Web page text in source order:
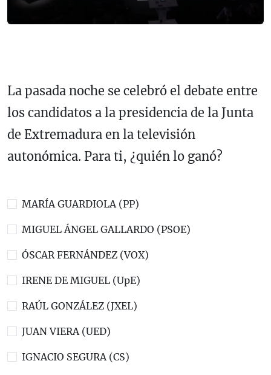
La pasada noche se celebró el debate entre
los candidatos a la presidencia de la Junta
de Extremadura en la televisión
autonómica. Para ti, ¿quién lo ganó?
MARÍA GUARDIOLA (PP)
MIGUEL ÁNGEL GALLARDO (PSOE)
ÓSCAR FERNÁNDEZ (VOX)
IRENE DE MIGUEL (UpE)
RAÚL GONZÁLEZ (JXEL)
JUAN VIERA (UED)
IGNACIO SEGURA (CS)